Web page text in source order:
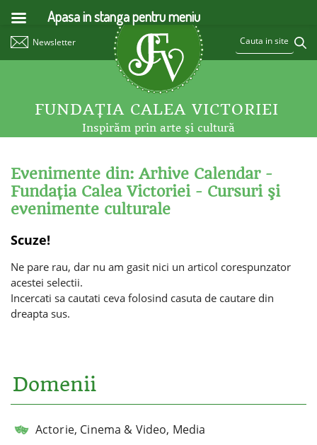
Newsletter
FUNDAŢIA CALEA VICTORIEI
Inspirăm prin arte şi cultură
Evenimente din: Arhive Calendar -
Fundaţia Calea Victoriei - Cursuri şi
evenimente culturale
Scuze!
Ne pare rau, dar nu am gasit nici un articol corespunzator
acestei selectii.
Incercati sa cautati ceva folosind casuta de cautare din
dreapta sus.
Domenii
Actorie, Cinema & Video, Media
Apasa in stanga pentru meniu